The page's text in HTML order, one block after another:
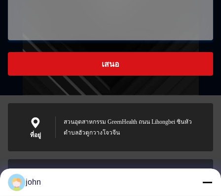
เสนอ
ที่อยู่
สวนอุตสาหกรรม GreenHealth ถนน Lihongbei ซินหัว
ตำบลฮัวตูกวางโจวจีน
john